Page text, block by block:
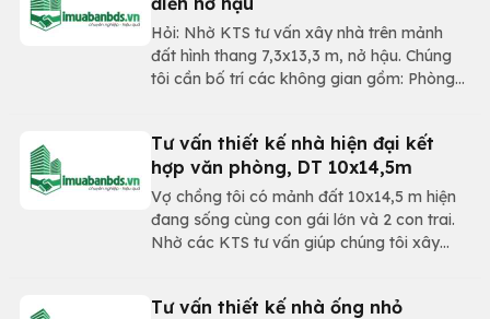
​Hỏi: Nhờ KTS tư vấn xây nhà trên mảnh
đất hình thang 7,3x13,3 m, nở hậu. Chúng
tôi cần bố trí các không gian gồm: Phòng
con. Xin chân thành cảm ơn! (Khôi
Nguyên). tư vấn thiết kế nhà nở hậu
Tư vấn thiết kế nhà hiện đại kết
hợp văn phòng, DT 10x14,5m
Vợ chồng tôi có mảnh đất 10x14,5 m hiện
đang sống cùng con gái lớn và 2 con trai.
Nhờ các KTS tư vấn giúp chúng tôi xây
Tư vấn thiết kế nhà ống nhỏ